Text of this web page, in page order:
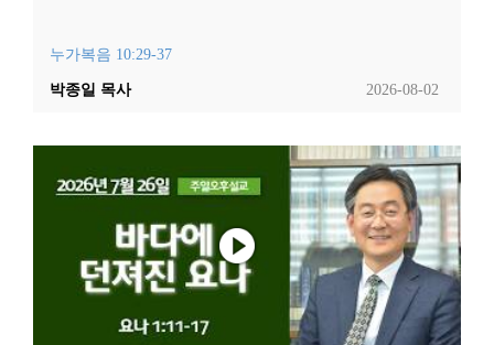
누가복음 10:29-37
2026-08-02
박종일 목사